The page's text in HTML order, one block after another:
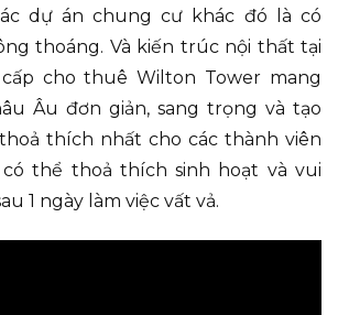
dự án chung cư khác đó là có
thoáng. Và kiến trúc nội thất tại
cho thuê Wilton Tower mang
Âu đơn giản, sang trọng và tạo
thích nhất cho các thành viên
thể thoả thích sinh hoạt và vui
1 ngày làm việc vất vả.